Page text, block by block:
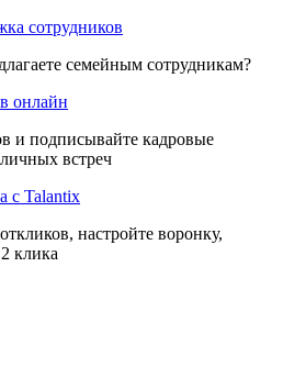
сотрудников
семейным сотрудникам?
онлайн
и подписывайте кадровые
встреч
с Talantix
настройте воронку,
клика